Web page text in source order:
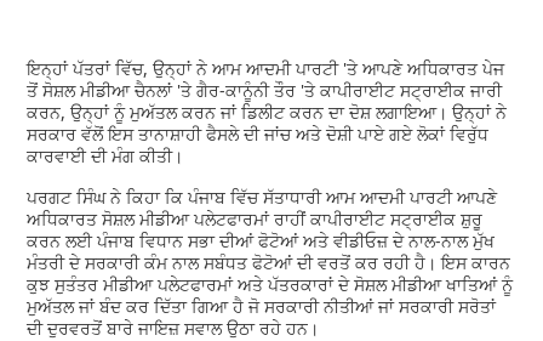
ਇਨ੍ਹਾਂ ਪੱਤਰਾਂ ਵਿੱਚ, ਉਨ੍ਹਾਂ ਨੇ ਆਮ ਆਦਮੀ ਪਾਰਟੀ 'ਤੇ ਆਪਣੇ ਅਧਿਕਾਰਤ ਪੇਜ
ਤੋਂ ਸੋਸ਼ਲ ਮੀਡੀਆ ਚੈਨਲਾਂ 'ਤੇ ਗੈਰ-ਕਾਨੂੰਨੀ ਤੌਰ 'ਤੇ ਕਾਪੀਰਾਈਟ ਸਟ੍ਰਾਈਕ ਜਾਰੀ
ਕਰਨ, ਉਨ੍ਹਾਂ ਨੂੰ ਮੁਅੱਤਲ ਕਰਨ ਜਾਂ ਡਿਲੀਟ ਕਰਨ ਦਾ ਦੋਸ਼ ਲਗਾਇਆ। ਉਨ੍ਹਾਂ ਨੇ
ਸਰਕਾਰ ਵੱਲੋਂ ਇਸ ਤਾਨਾਸ਼ਾਹੀ ਫੈਸਲੇ ਦੀ ਜਾਂਚ ਅਤੇ ਦੋਸ਼ੀ ਪਾਏ ਗਏ ਲੋਕਾਂ ਵਿਰੁੱਧ
ਕਾਰਵਾਈ ਦੀ ਮੰਗ ਕੀਤੀ।
ਪਰਗਟ ਸਿੰਘ ਨੇ ਕਿਹਾ ਕਿ ਪੰਜਾਬ ਵਿੱਚ ਸੱਤਾਧਾਰੀ ਆਮ ਆਦਮੀ ਪਾਰਟੀ ਆਪਣੇ
ਅਧਿਕਾਰਤ ਸੋਸ਼ਲ ਮੀਡੀਆ ਪਲੇਟਫਾਰਮਾਂ ਰਾਹੀਂ ਕਾਪੀਰਾਈਟ ਸਟ੍ਰਾਈਕ ਸ਼ੁਰੂ
ਕਰਨ ਲਈ ਪੰਜਾਬ ਵਿਧਾਨ ਸਭਾ ਦੀਆਂ ਫੋਟੋਆਂ ਅਤੇ ਵੀਡੀਓਜ਼ ਦੇ ਨਾਲ-ਨਾਲ ਮੁੱਖ
ਮੰਤਰੀ ਦੇ ਸਰਕਾਰੀ ਕੰਮ ਨਾਲ ਸਬੰਧਤ ਫੋਟੋਆਂ ਦੀ ਵਰਤੋਂ ਕਰ ਰਹੀ ਹੈ। ਇਸ ਕਾਰਨ
ਕੁਝ ਸੁਤੰਤਰ ਮੀਡੀਆ ਪਲੇਟਫਾਰਮਾਂ ਅਤੇ ਪੱਤਰਕਾਰਾਂ ਦੇ ਸੋਸ਼ਲ ਮੀਡੀਆ ਖਾਤਿਆਂ ਨੂੰ
ਮੁਅੱਤਲ ਜਾਂ ਬੰਦ ਕਰ ਦਿੱਤਾ ਗਿਆ ਹੈ ਜੋ ਸਰਕਾਰੀ ਨੀਤੀਆਂ ਜਾਂ ਸਰਕਾਰੀ ਸਰੋਤਾਂ
ਦੀ ਦੁਰਵਰਤੋਂ ਬਾਰੇ ਜਾਇਜ਼ ਸਵਾਲ ਉਠਾ ਰਹੇ ਹਨ।